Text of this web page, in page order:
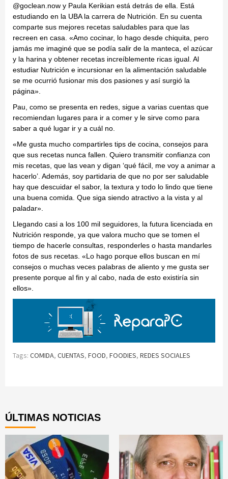
@goclean.now y Paula Kerikian está detrás de ella. Está
estudiando en la UBA la carrera de Nutrición. En su cuenta
comparte sus mejores recetas saludables para que las
recreen en casa. «Amo cocinar, lo hago desde chiquita, pero
jamás me imaginé que se podía salir de la manteca, el azúcar
y la harina y obtener recetas increíblemente ricas igual. Al
estudiar Nutrición e incursionar en la alimentación saludable
se me ocurrió fusionar mis dos pasiones y así surgió la
página».
Pau, como se presenta en redes, sigue a varias cuentas que
recomiendan lugares para ir a comer y le sirve como para
saber a qué lugar ir y a cuál no.
«Me gusta mucho compartirles tips de cocina, consejos para
que sus recetas nunca fallen. Quiero transmitir confianza con
mis recetas, que las vean y digan ‘qué fácil, me voy a animar a
hacerlo’. Además, soy partidaria de que no por ser saludable
hay que descuidar el sabor, la textura y todo lo lindo que tiene
una buena comida. Que siga siendo atractivo a la vista y al
paladar».
Llegando casi a los 100 mil seguidores, la futura licenciada en
Nutrición responde, ya que valora mucho que se tomen el
tiempo de hacerle consultas, responderles o hasta mandarles
fotos de sus recetas. «Lo hago porque ellos buscan en mí
consejos o muchas veces palabras de aliento y me gusta ser
presente porque al fin y al cabo, nada de esto existiría sin
ellos».
Tags: COMIDA, CUENTAS, FOOD, FOODIES, REDES SOCIALES
ÚLTIMAS NOTICIAS